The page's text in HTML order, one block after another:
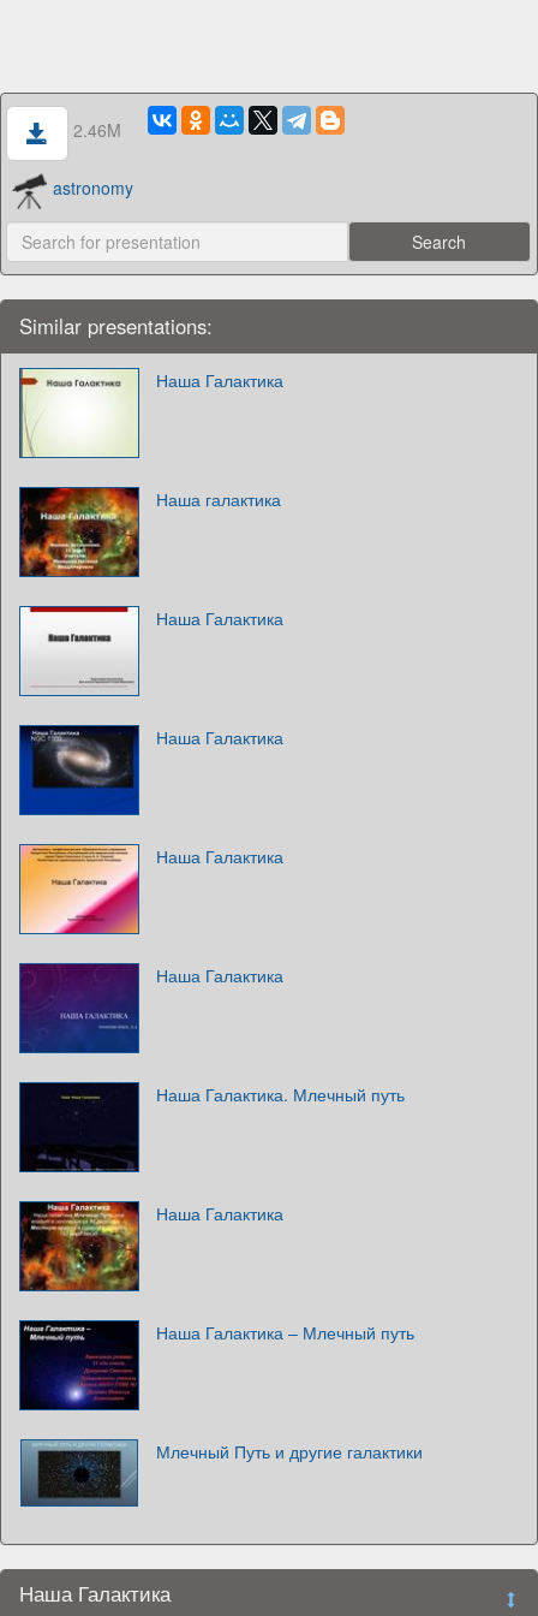
2.46M
astronomy
Similar presentations:
Наша Галактика
Наша галактика
Наша Галактика
Наша Галактика
Наша Галактика
Наша Галактика
Наша Галактика. Млечный путь
Наша Галактика
Наша Галактика – Млечный путь
Млечный Путь и другие галактики
Наша Галактика